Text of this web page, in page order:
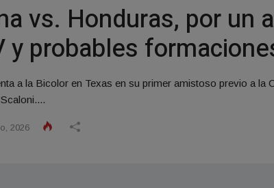
vs. Honduras, por un
y probables
a la Bicolor en Texas en su primer amistoso previo a
2026